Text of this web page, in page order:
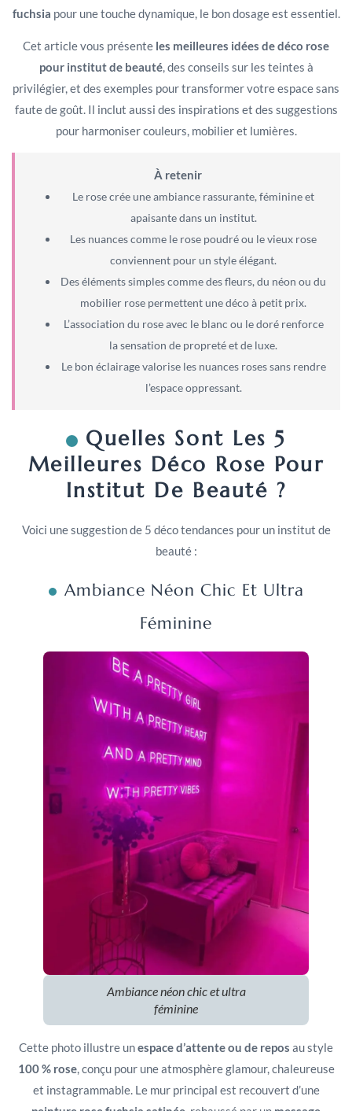
fuchsia pour une touche dynamique, le bon dosage est essentiel.
Cet article vous présente les meilleures idées de déco rose
pour institut de beauté, des conseils sur les teintes à
privilégier, et des exemples pour transformer votre espace sans
faute de goût. Il inclut aussi des inspirations et des suggestions
pour harmoniser couleurs, mobilier et lumières.
À retenir
Le rose crée une ambiance rassurante, féminine et
apaisante dans un institut.
Les nuances comme le rose poudré ou le vieux rose
conviennent pour un style élégant.
Des éléments simples comme des fleurs, du néon ou du
mobilier rose permettent une déco à petit prix.
L’association du rose avec le blanc ou le doré renforce
la sensation de propreté et de luxe.
Le bon éclairage valorise les nuances roses sans rendre
l’espace oppressant.
Quelles Sont Les 5
Meilleures Déco Rose Pour
Institut De Beauté ?
Voici une suggestion de 5 déco tendances pour un institut de
beauté :
Ambiance Néon Chic Et Ultra
Féminine
Ambiance néon chic et ultra
féminine
Cette photo illustre unespace d’attente ou de repos au style
100 % rose, conçu pour une atmosphère glamour, chaleureuse
et instagrammable. Le mur principal est recouvert d’une